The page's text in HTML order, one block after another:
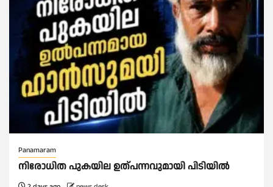
Panamaram
നിരോധിത പുകയില ഉത്പന്നവുമായി പിടിയിൽ